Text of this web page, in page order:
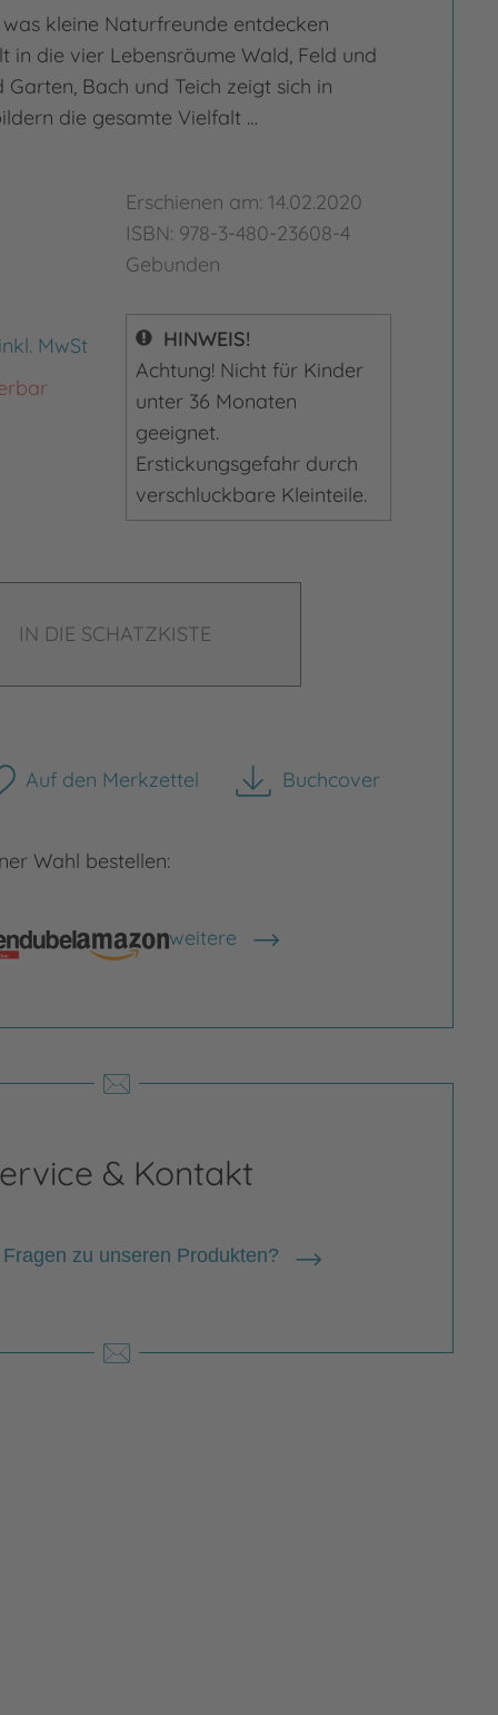
Bild vergrößern
kleine Naturfreunde entdecken
in die vier Lebensräume Wald, Feld und
Garten, Bach und Teich zeigt sich in
die gesamte Vielfalt …
Erschienen am: 14.02.2020
ISBN: 978-3-480-23608-4
Gebunden
MwSt
HINWEIS!
Achtung! Nicht für Kinder
unter 36 Monaten
geeignet.
Erstickungsgefahr durch
verschluckbare Kleinteile.
IN DIE SCHATZKISTE
Auf den Merkzettel Buchcover
herunterladen
Wahl bestellen:
weitere
Shops anzeigen
& Kontakt
zu unseren Produkten?